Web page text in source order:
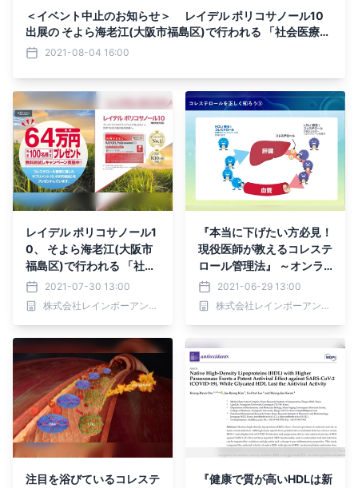
＜イベント中止のお知らせ＞ レイデル ポリコサノール10
出展の そよら海老江(大阪市福島区)で行われる 「社会医療法
人 愛仁会 千船病院(大阪市西淀川区)」主催の 健康イベント
を中止
2021-08-04 16:00
レイデル ポリコサノール1
0、 そよら海老江(大阪市
福島区)で行われる 「社会
医療法人 愛仁会 千船病院
(大阪市西淀川区)」主催の
健康イベントに出展
2021-07-30 13:00
株式会社レインボーアンドネイチャージャパン
『本当に下げたい方必見！
現役医師が教えるコレステ
ロール管理法』 ～オンラ
インセミナー開催レポート
～
2021-06-29 13:00
株式会社レインボーアンドネイチャージャパン
注目を浴びているコレステ 『健康で質が高いHDLは新